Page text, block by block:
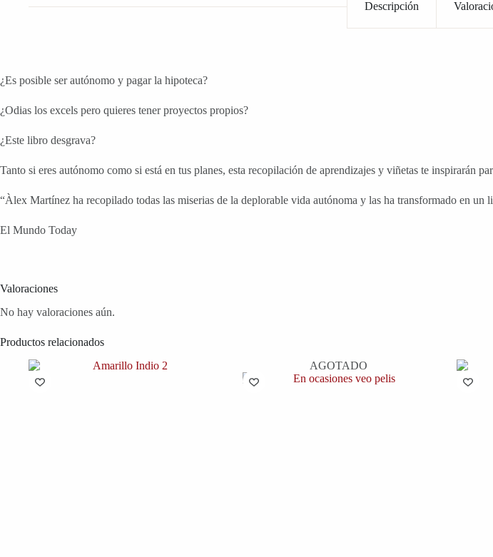
Descripción
¿Es posible ser autónomo y pagar la hipoteca?
¿Odias los excels pero quieres tener proyectos propios?
¿Este libro desgrava?
Tanto si eres autónomo como si está en tus planes, esta recopilación de aprendizajes y viñetas te inspirarán
“Àlex Martínez ha recopilado todas las miserias de la deplorable vida autónoma y las ha transformado en
El Mundo Today
Valoraciones
No hay valoraciones aún.
Productos relacionados
AGOTADO